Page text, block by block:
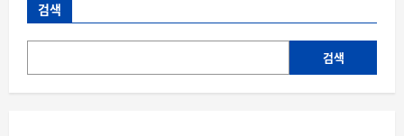
검색
검색